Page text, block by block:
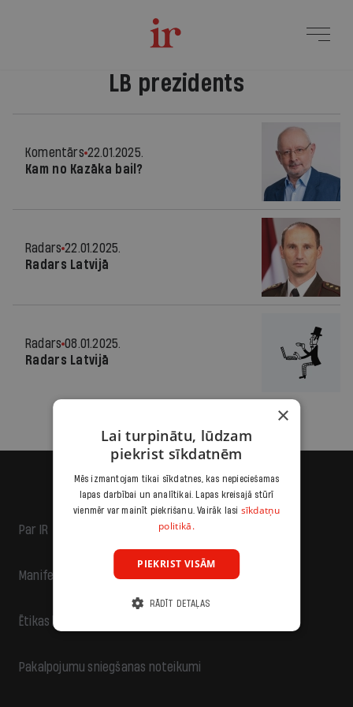
LB prezidents
Komentārs 22.01.2025.
Kam no Kazāka bail?
Radars 22.01.2025.
Radars Latvijā
Radars 08.01.2025.
Radars Latvijā
Par IR
Manifests
Ētikas kodekss
Pakalpojumu sniegšanas noteikumi
×
Lai turpinātu, lūdzam
piekrist sīkdatnēm
Mēs izmantojam tikai sīkdatnes, kas nepieciešamas
lapas darbībai un analītikai. Lapas kreisajā stūrī
vienmēr var mainīt piekrišanu. Vairāk lasi sīkdatņu
politikā.
PIEKRIST VISĀM
RĀDĪT DETAĻAS